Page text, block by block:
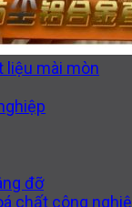
liệu mài mòn
đỡ
chất công